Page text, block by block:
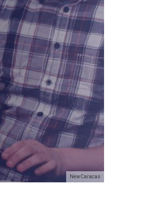
NewCaracas